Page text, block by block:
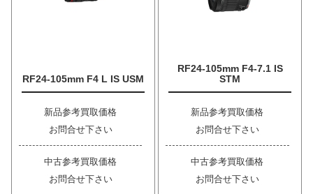
RF24-105mm F4 L IS USM
新品参考買取価格
お問合せ下さい
中古参考買取価格
お問合せ下さい
RF24-105mm F4-7.1 IS
STM
新品参考買取価格
お問合せ下さい
中古参考買取価格
お問合せ下さい